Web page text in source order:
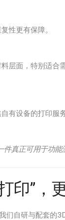
性更有保障。
层面，特别适合
有设备的打印服
真正可用于功能
印”，
们自研与配套的